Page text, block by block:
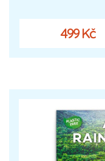
499 Kč